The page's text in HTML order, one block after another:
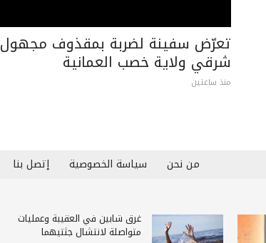
تعرّض سفينة لضربة بمقذوف مجهول
شرقي ولاية خصب العمانية
منذ ساعتين
من نحن سياسة الخصوصية إتصل بنا
غرق شابين في العقيبة وعمليات
متواصلة لانتشال جثتيهما